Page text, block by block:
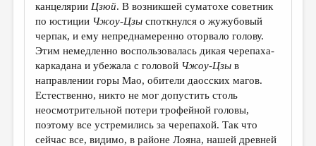
канцелярии Цзюй. В возникшей суматохе советник
по юстиции Чжоу-Цзы споткнулся о жужубовый
черпак, и ему непреднамеренно оторвало голову.
Этим немедленно воспользовалась дикая черепаха-
каркадана и убежала с головой Чжоу-Цзы в
направлении горы Мао, обители даосских магов.
Естественно, никто не мог допустить столь
неосмотрительной потери трофейной головы,
поэтому все устремились за черепахой. Так что
сейчас все, видимо, в районе Лояна, нашей древней